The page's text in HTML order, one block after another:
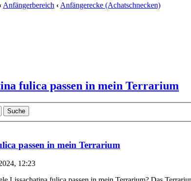
‹Anfängerbereich ‹Anfängerecke (Achatschnecken)
fulica passen in mein Terrarium
passen in mein Terrarium
12:23